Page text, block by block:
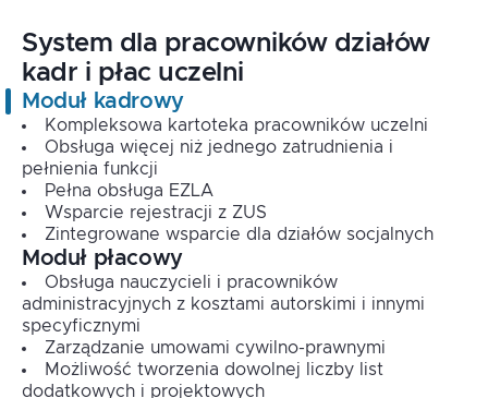
System dla pracowników działów
kadr i płac uczelni
Moduł kadrowy
Kompleksowa kartoteka pracowników uczelni
Obsługa więcej niż jednego zatrudnienia i
pełnienia funkcji
Pełna obsługa EZLA
Wsparcie rejestracji z ZUS
Zintegrowane wsparcie dla działów socjalnych
Moduł płacowy
Obsługa nauczycieli i pracowników
administracyjnych z kosztami autorskimi i innymi
specyficznymi
Zarządzanie umowami cywilno-prawnymi
Możliwość tworzenia dowolnej liczby list
dodatkowych i projektowych